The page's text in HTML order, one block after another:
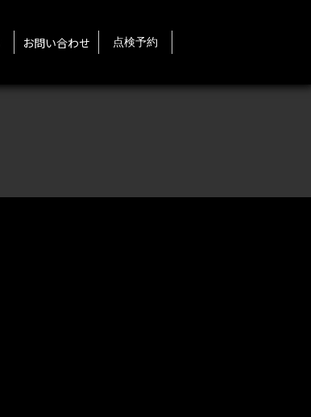
お問い合わせ 点検予約